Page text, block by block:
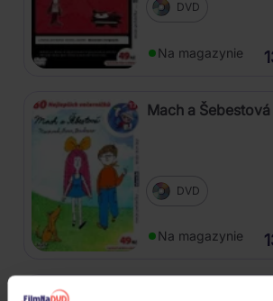
DVD
Na magazynie
Mach a Šebestová
DVD
Na magazynie